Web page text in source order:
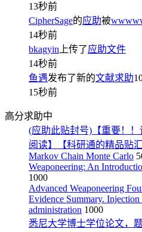
13秒前
CipherSage的应助被
14秒前
bkagyin 上传了应助文件
14秒前
鱼遇发布了新的文献求助
15秒前
高分求助中
(应助此贴封号)【重要！
阅读】【科研通的精品贴汇
Markov Chain Monte Carlo
Weaponeering: An
1000
Advanced Weaponeering
Evidence Summary.
administration 1000
悉尼大学博士学位论文，